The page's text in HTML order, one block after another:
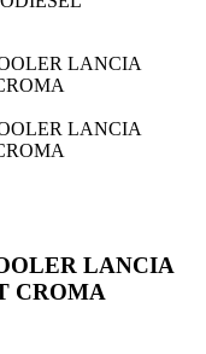
LANCIA
CROMA